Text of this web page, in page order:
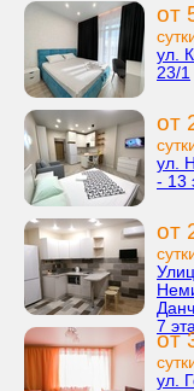
от
ул.
23/1
от
ул.
- 13
от
7
от
ул.